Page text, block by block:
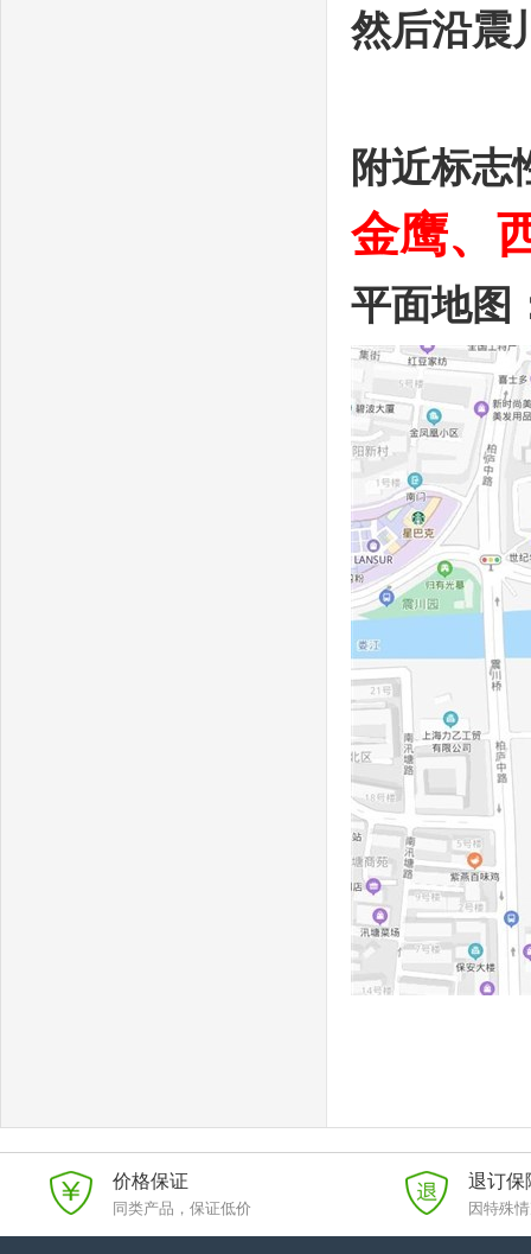
然后沿震
附近标志
金鹰、
平面地图
价格保证
同类产品，保证低价
退订保
因特殊